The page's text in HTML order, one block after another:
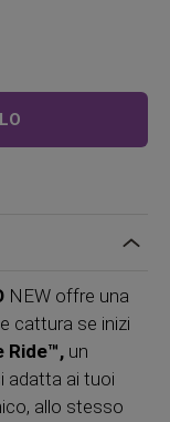
NEW offre una
cattura se inizi
Ride™, un
adatta ai tuoi
allo stesso